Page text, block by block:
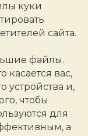
куки
сайта.
файлы.
вас,
устройства и,
чтобы
для
а